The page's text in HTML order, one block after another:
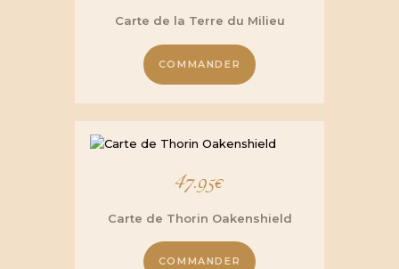
Carte de la Terre du Milieu
COMMANDER
47.95€
Carte de Thorin Oakenshield
COMMANDER